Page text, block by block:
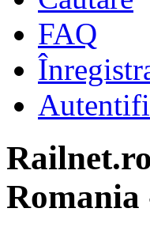
FAQ